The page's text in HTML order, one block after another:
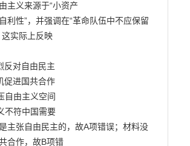
主义来源于“小资产
利性”，并强调在“革命队伍中不应保留
这实际上反映
反对自由民主
促进国共合作
自由主义空间
不符中国需要
主张自由民主的，故A项错误；材料没
合作，故B项错